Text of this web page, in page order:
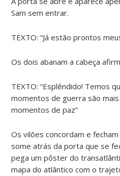
Sam sem entrar.
TEXTO: “Já estão prontos
Os dois abanam a cabeça
TEXTO: “Esplêndido! Temos
momentos de guerra são
momentos de paz”
Os vilões concordam e
some atrás da porta que se
pega um pôster do
mapa do atlântico com o